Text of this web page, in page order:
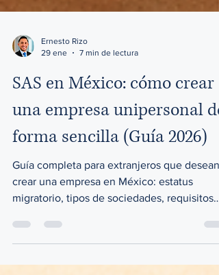
29 ene
7 min de lectura
SAS en México: cómo crear
una empresa unipersonal de
forma sencilla (Guía 2026)
Guía completa para extranjeros que desean
legales y errores comunes.